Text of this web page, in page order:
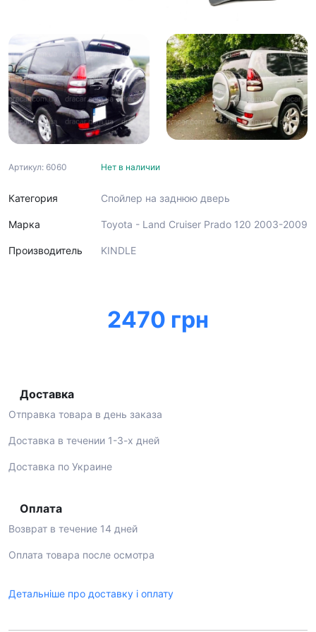
Артикул: 6060
Категория
Марка
Производитель
Нет в наличии
Спойлер на заднюю дверь
Toyota - Land Cruiser Prado 120 2003-2009
KINDLE
2470 грн
Доставка
Отправка товара в день заказа
Доставка в течении 1-3-х дней
Доставка по Украине
Оплата
Возврат в течение 14 дней
Оплата товара после осмотра
Детальніше про доставку і оплату